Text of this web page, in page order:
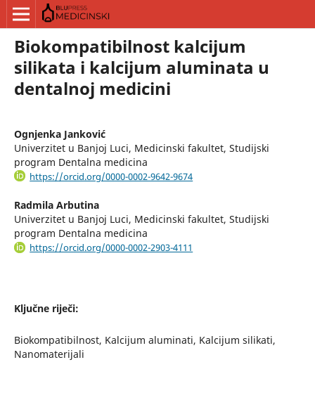
Biokompatibilnost kalcijum
silikata i kalcijum aluminata u
dentalnoj medicini
Ognjenka Janković
Univerzitet u Banjoj Luci, Medicinski fakultet, Studijski
program Dentalna medicina
https://orcid.org/0000-0002-9642-9674
Radmila Arbutina
Univerzitet u Banjoj Luci, Medicinski fakultet, Studijski
program Dentalna medicina
https://orcid.org/0000-0002-2903-4111
Ključne riječi:
Biokompatibilnost, Kalcijum aluminati, Kalcijum silikati,
Nanomaterijali